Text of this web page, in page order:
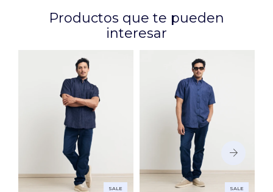
Productos que te pueden
interesar
SALE SALE